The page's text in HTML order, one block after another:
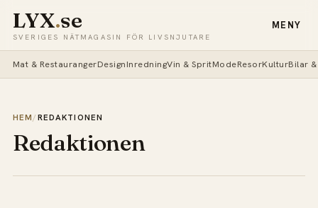
LYX.se
SVERIGES NÄTMAGASIN FÖR LIVSNJUTARE
MENY
Mat & RestaurangerDesignInredningVin & SpritModeResorKulturBilar
HEM / REDAKTIONEN
Redaktionen